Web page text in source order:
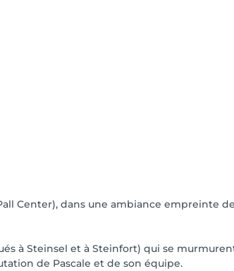
Center), dans une ambiance empreinte
à Steinsel et à Steinfort) qui se
de Pascale et de son équipe.